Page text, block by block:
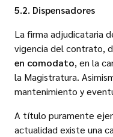
5.2. Dispensadores
La firma adjudicataria
vigencia del contrato,
en comodato, en la
la Magistratura.
mantenimiento y
A título puramente
actualidad existe una